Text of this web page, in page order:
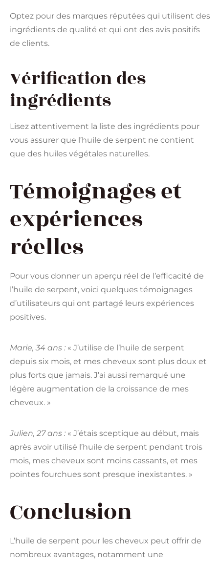
Optez pour des marques réputées qui utilisent des
ingrédients de qualité et qui ont des avis positifs
de clients.
Vérification des
ingrédients
Lisez attentivement la liste des ingrédients pour
vous assurer que l’huile de serpent ne contient
que des huiles végétales naturelles.
Témoignages et
expériences
réelles
Pour vous donner un aperçu réel de l’efficacité de
l’huile de serpent, voici quelques témoignages
d’utilisateurs qui ont partagé leurs expériences
positives.
Marie, 34 ans : « J’utilise de l’huile de serpent
depuis six mois, et mes cheveux sont plus doux et
plus forts que jamais. J’ai aussi remarqué une
légère augmentation de la croissance de mes
cheveux. »
Julien, 27 ans : « J’étais sceptique au début, mais
après avoir utilisé l’huile de serpent pendant trois
mois, mes cheveux sont moins cassants, et mes
pointes fourchues sont presque inexistantes. »
Conclusion
L’huile de serpent pour les cheveux peut offrir de
nombreux avantages, notamment une